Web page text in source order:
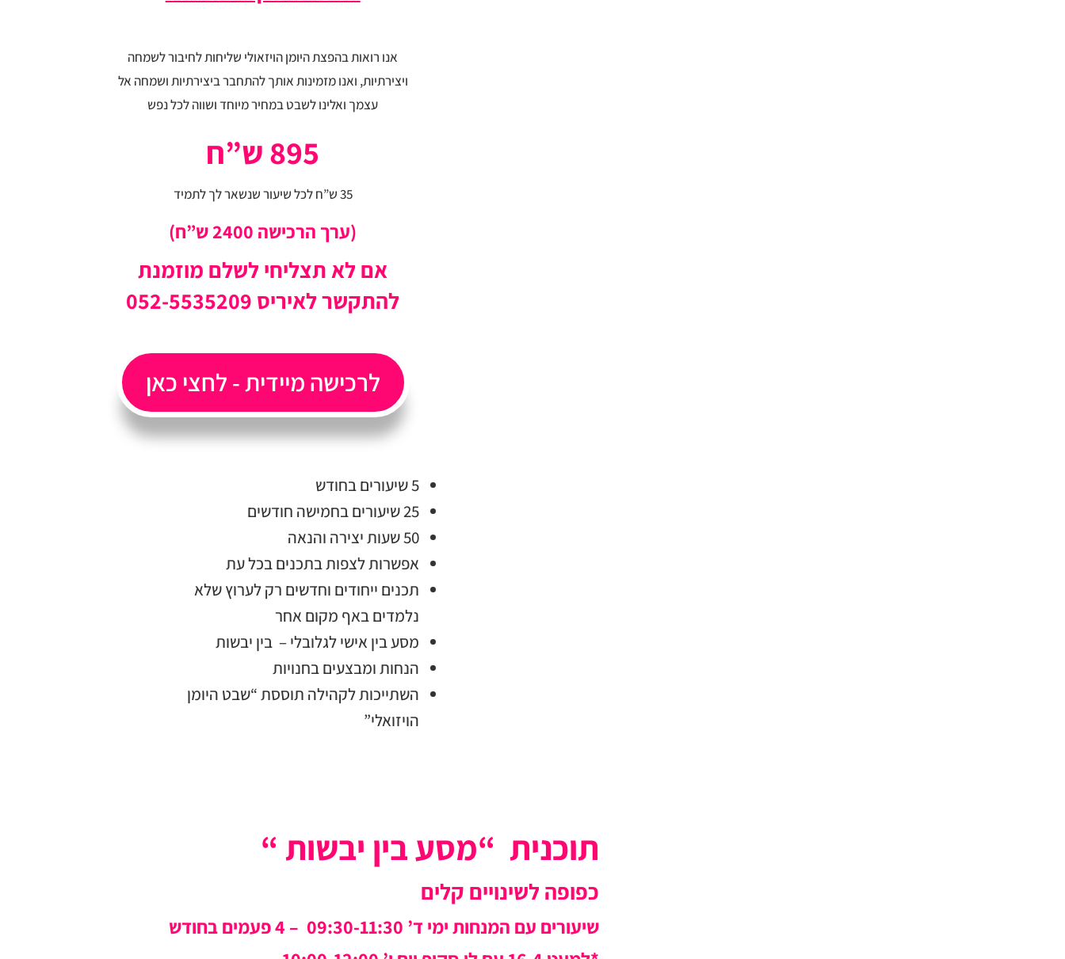
אנו רואות בהפצת היומן הויזאולי שליחות לחיבור לשמחה
ויצירתיות, ואנו מזמינות אותך להתחבר ביצירתיות ושמחה אל
עצמך ואלינו לשבט במחיר מיוחד ושווה לכל נפש
895 ש”ח
35 ש”ח לכל שיעור שנשאר לך לתמיד
(ערך הרכישה 2400 ש”ח)
אם לא תצליחי לשלם מוזמנת
להתקשר לאיריס 052-5535209
כמות
של
יבשות-
לרכישה מיידית - לחצי כאן
5 שיעורים בחודש
25 שיעורים בחמישה חודשים
50 שעות יצירה והנאה
אפשרות לצפות בתכנים בכל עת
תכנים ייחודים וחדשים רק לערוץ שלא
נלמדים באף מקום אחר
מסע בין אישי לגלובלי – בין יבשות
הנחות ומבצעים בחנויות
השתייכות לקהילה תוססת “שבט היומן
הויזואלי”
תוכנית “מסע בין יבשות “
כפופה לשינויים קלים
שיעורים עם המנחות ימי ד’ 09:30-11:30 – 4 פעמים בחודש